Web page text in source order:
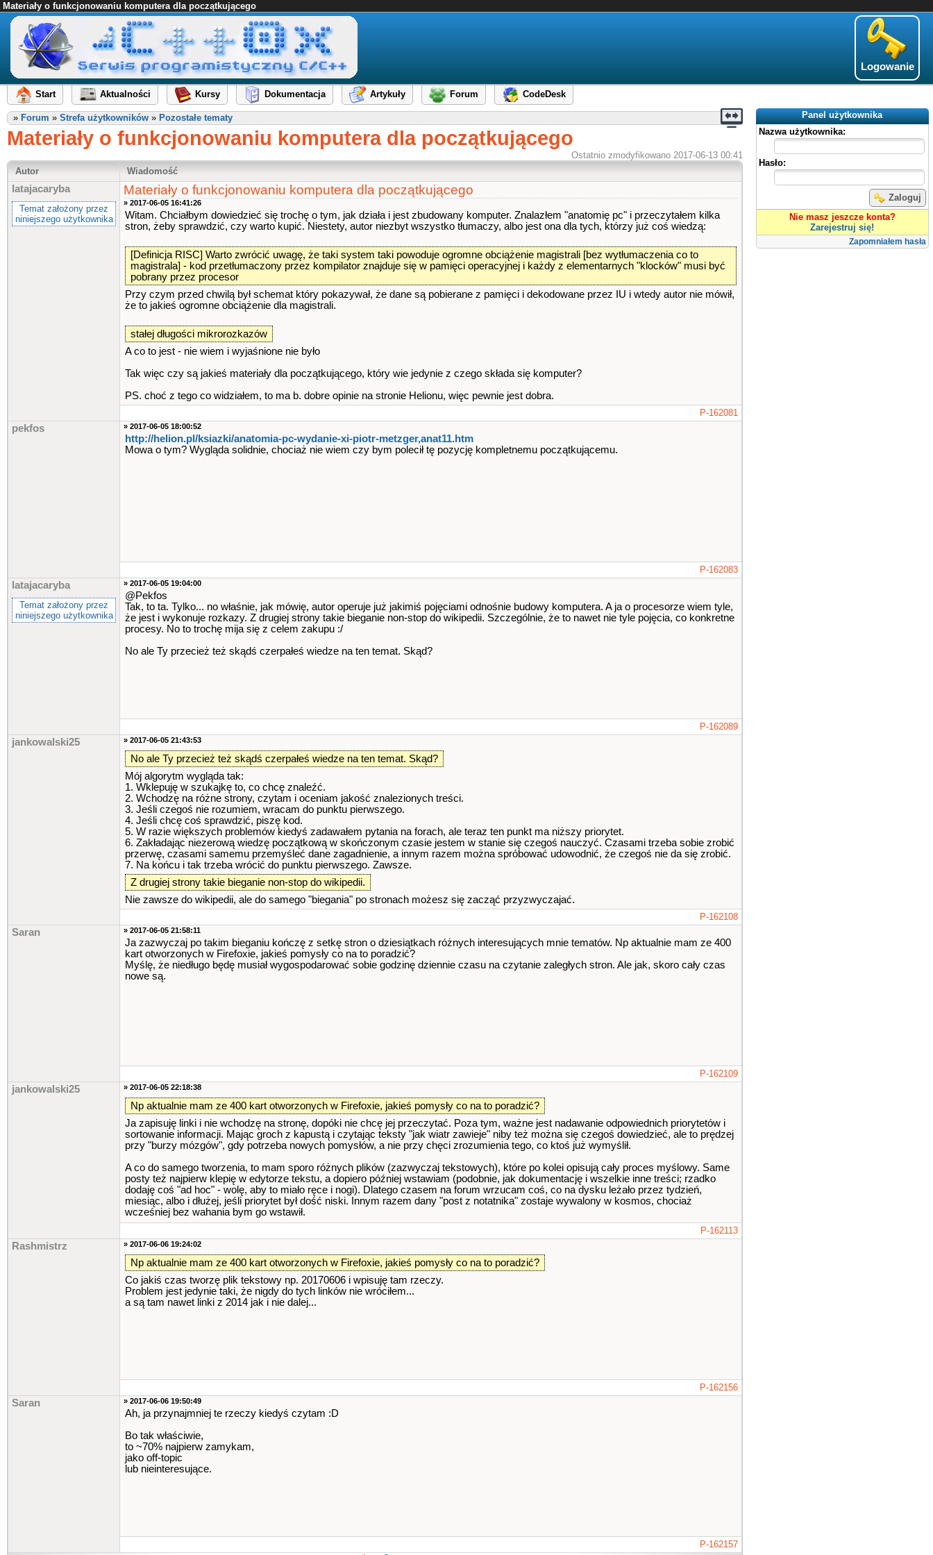
Materiały o funkcjonowaniu komputera dla początkującego
Logowanie
Start Aktualności Kursy Dokumentacja Artykuły Forum
CodeDesk
Panel użytkownika
Nazwa użytkownika:
Hasło:
Zaloguj
Nie masz jeszcze konta?
Zarejestruj się!
Zapomniałem hasła
» Forum » Strefa użytkowników » Pozostałe tematy
Materiały o funkcjonowaniu komputera dla początkującego
Ostatnio zmodyfikowano 2017-06-13 00:41
Autor
Wiadomość
latajacaryba
Temat założony przez
niniejszego użytkownika
Materiały o funkcjonowaniu komputera dla początkującego
» 2017-06-05 16:41:26
Witam. Chciałbym dowiedzieć się trochę o tym, jak działa i jest zbudowany komputer. Znalazłem "anatomię pc" i przeczytałem kilka
stron, żeby sprawdzić, czy warto kupić. Niestety, autor niezbyt wszystko tłumaczy, albo jest ona dla tych, którzy już coś wiedzą:
[Definicja RISC] Warto zwrócić uwagę, że taki system taki powoduje ogromne obciążenie magistrali [bez wytłumaczenia co to
magistrala] - kod przetłumaczony przez kompilator znajduje się w pamięci operacyjnej i każdy z elementarnych "klocków" musi być
pobrany przez procesor
Przy czym przed chwilą był schemat który pokazywał, że dane są pobierane z pamięci i dekodowane przez IU i wtedy autor nie mówił,
że to jakieś ogromne obciążenie dla magistrali.
stałej długości mikrorozkazów
A co to jest - nie wiem i wyjaśnione nie było
Tak więc czy są jakieś materiały dla początkującego, który wie jedynie z czego składa się komputer?
PS. choć z tego co widziałem, to ma b. dobre opinie na stronie Helionu, więc pewnie jest dobra.
P-162081
pekfos » 2017-06-05 18:00:52
http://helion.pl/ksiazki​/anatomia-pc-wydanie-xi-piotr-metzger,anat11.htm
Mowa o tym? Wygląda solidnie, chociaż nie wiem czy bym polecił tę pozycję kompletnemu początkującemu.
P-162083
latajacaryba
Temat założony przez
niniejszego użytkownika
» 2017-06-05 19:04:00
@Pekfos
Tak, to ta. Tylko... no właśnie, jak mówię, autor operuje już jakimiś pojęciami odnośnie budowy komputera. A ja o procesorze wiem tyle,
że jest i wykonuje rozkazy. Z drugiej strony takie bieganie non-stop do wikipedii. Szczególnie, że to nawet nie tyle pojęcia, co konkretne
procesy. No to trochę mija się z celem zakupu :/
No ale Ty przecież też skądś czerpałeś wiedze na ten temat. Skąd?
P-162089
jankowalski25 » 2017-06-05 21:43:53
No ale Ty przecież też skądś czerpałeś wiedze na ten temat. Skąd?
Mój algorytm wygląda tak:
1. Wklepuję w szukajkę to, co chcę znaleźć.
2. Wchodzę na różne strony, czytam i oceniam jakość znalezionych treści.
3. Jeśli czegoś nie rozumiem, wracam do punktu pierwszego.
4. Jeśli chcę coś sprawdzić, piszę kod.
5. W razie większych problemów kiedyś zadawałem pytania na forach, ale teraz ten punkt ma niższy priorytet.
6. Zakładając niezerową wiedzę początkową w skończonym czasie jestem w stanie się czegoś nauczyć. Czasami trzeba sobie zrobić
przerwę, czasami samemu przemyśleć dane zagadnienie, a innym razem można spróbować udowodnić, że czegoś nie da się zrobić.
7. Na końcu i tak trzeba wrócić do punktu pierwszego. Zawsze.
Z drugiej strony takie bieganie non-stop do wikipedii.
Nie zawsze do wikipedii, ale do samego "biegania" po stronach możesz się zacząć przyzwyczajać.
P-162108
Saran » 2017-06-05 21:58:11
Ja zazwyczaj po takim bieganiu kończę z setkę stron o dziesiątkach różnych interesujących mnie tematów. Np aktualnie mam ze 400
kart otworzonych w Firefoxie, jakieś pomysły co na to poradzić?
Myślę, że niedługo będę musiał wygospodarować sobie godzinę dziennie czasu na czytanie zaległych stron. Ale jak, skoro cały czas
nowe są.
P-162109
jankowalski25 » 2017-06-05 22:18:38
Np aktualnie mam ze 400 kart otworzonych w Firefoxie, jakieś pomysły co na to poradzić?
Ja zapisuję linki i nie wchodzę na stronę, dopóki nie chcę jej przeczytać. Poza tym, ważne jest nadawanie odpowiednich priorytetów i
sortowanie informacji. Mając groch z kapustą i czytając teksty "jak wiatr zawieje" niby też można się czegoś dowiedzieć, ale to prędzej
przy "burzy mózgów", gdy potrzeba nowych pomysłów, a nie przy chęci zrozumienia tego, co ktoś już wymyślił.
A co do samego tworzenia, to mam sporo różnych plików (zazwyczaj tekstowych), które po kolei opisują cały proces myślowy. Same
posty też najpierw klepię w edytorze tekstu, a dopiero później wstawiam (podobnie, jak dokumentację i wszelkie inne treści; rzadko
dodaję coś "ad hoc" - wolę, aby to miało ręce i nogi). Dlatego czasem na forum wrzucam coś, co na dysku leżało przez tydzień,
miesiąc, albo i dłużej, jeśli priorytet był dość niski. Innym razem dany "post z notatnika" zostaje wywalony w kosmos, chociaż
wcześniej bez wahania bym go wstawił.
P-162113
Rashmistrz » 2017-06-06 19:24:02
Np aktualnie mam ze 400 kart otworzonych w Firefoxie, jakieś pomysły co na to poradzić?
Co jakiś czas tworzę plik tekstowy np. 20170606 i wpisuję tam rzeczy.
Problem jest jedynie taki, że nigdy do tych linków nie wróciłem...
a są tam nawet linki z 2014 jak i nie dalej...
P-162156
Saran » 2017-06-06 19:50:49
Ah, ja przynajmniej te rzeczy kiedyś czytam :D
Bo tak właściwie,
to ~70% najpierw zamykam,
jako off-topic
lub nieinteresujące.
P-162157